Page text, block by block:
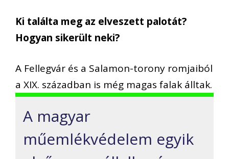
Ki találta meg az elveszett palotát?
Hogyan sikerült neki?
A Fellegvár és a Salamon-torony romjaiból
a XIX. században is még magas falak álltak.
A magyar
műemlékvédelem egyik